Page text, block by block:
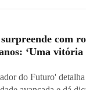
com
‘Uma vitória
do Futuro'